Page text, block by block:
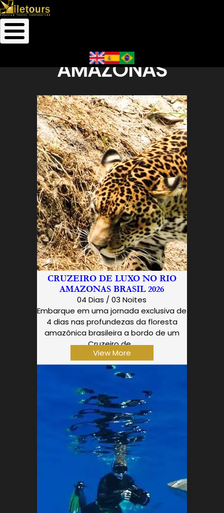
Trilha
Início
AMAZONAS
CRUZEIRO DE LUXO NO RIO
AMAZONAS BRASIL 2026
04 Dias / 03 Noites
Embarque em uma jornada exclusiva de
4 dias nas profundezas da floresta
amazônica brasileira a bordo de um
Cruzeiro de…
View More